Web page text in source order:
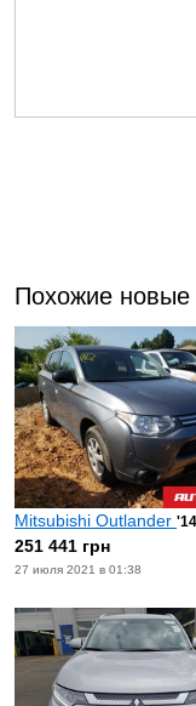
Похожие новые
Mitsubishi Outlander '14
251 441 грн
27 июля 2021 в 01:38